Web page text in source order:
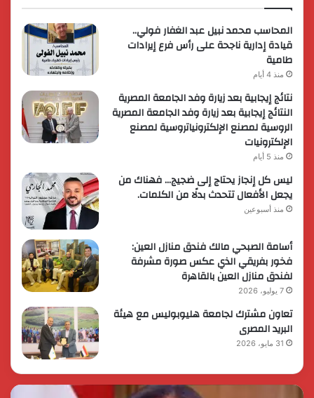
المحاسب محمد نبيل عبد الغفار فولي..
قيادة إدارية ناجحة على رأس فرع إيرادات
طامية
منذ 4 أيام
نتائج إيجابية بعد زيارة وفد الجامعة المصرية
النتائج إيجابية بعد زيارة وفد الجامعة المصرية
الروسية لمصنع الإلكترونياتروسية لمصنع
الإلكترونيات
منذ 5 أيام
ليس كل إنجاز يحتاج إلى ضجيج… فهناك من
يجعل الأفعال تتحدث بدلًا من الكلمات.
منذ أسبوعين
أسامة الصبحي مالك فندق منازل العين:
فخور بفريقي الذي عكس صورة مشرفة
لفندق منازل العين بالقاهرة
7 يوليو، 2026
تعاون مشترك لجامعة هليوبوليس مع هيئة
البريد المصرى
31 مايو، 2026
رئيس